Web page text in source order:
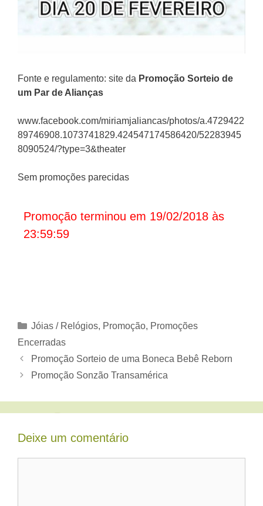
Fonte e regulamento: site da Promoção Sorteio de
um Par de Alianças
www.facebook.com/miriamjaliancas/photos/a.4729422
89746908.1073741829.424547174586420/52283945
8090524/?type=3&theater
Sem promoções parecidas
Promoção terminou em 19/02/2018 às
23:59:59
Categorias
Jóias / Relógios, Promoção, Promoções
Encerradas
Promoção Sorteio de uma Boneca Bebê Reborn
Promoção Sonzão Transamérica
Deixe um comentário